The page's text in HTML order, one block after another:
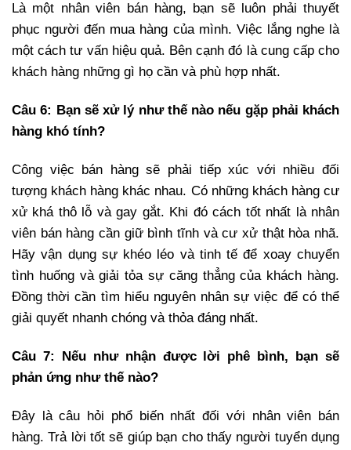
Là một nhân viên bán hàng, bạn sẽ luôn phải thuyết
phục người đến mua hàng của mình. Việc lắng nghe là
một cách tư vấn hiệu quả. Bên cạnh đó là cung cấp cho
khách hàng những gì họ cần và phù hợp nhất.
Câu 6: Bạn sẽ xử lý như thế nào nếu gặp phải khách
hàng khó tính?
Công việc bán hàng sẽ phải tiếp xúc với nhiều đối
tượng khách hàng khác nhau. Có những khách hàng cư
xử khá thô lỗ và gay gắt. Khi đó cách tốt nhất là nhân
viên bán hàng cần giữ bình tĩnh và cư xử thật hòa nhã.
Hãy vận dụng sự khéo léo và tinh tế để xoay chuyển
tình huống và giải tỏa sự căng thẳng của khách hàng.
Đồng thời cần tìm hiểu nguyên nhân sự việc để có thể
giải quyết nhanh chóng và thỏa đáng nhất.
Câu 7: Nếu như nhận được lời phê bình, bạn sẽ
phản ứng như thế nào?
Đây là câu hỏi phổ biến nhất đối với nhân viên bán
hàng. Trả lời tốt sẽ giúp bạn cho thấy người tuyển dụng